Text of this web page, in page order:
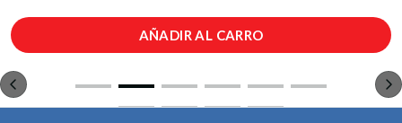
AÑADIR AL CARRO